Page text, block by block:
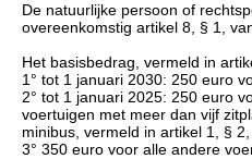
De natuurlijke persoon of
overeenkomstig artikel 8, § 1,
Het basisbedrag, vermeld in
1° tot 1 januari 2030: 250 euro
2° tot 1 januari 2025: 250 euro
voertuigen met meer dan vijf
minibus, vermeld in artikel 1, §
3° 350 euro voor alle andere